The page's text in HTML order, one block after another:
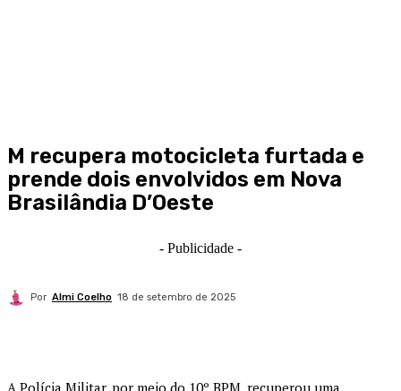
M recupera motocicleta furtada e
prende dois envolvidos em Nova
Brasilândia D’Oeste
- Publicidade -
Por Almi Coelho 18 de setembro de 2025
A Polícia Militar, por meio do 10º BPM, recuperou uma